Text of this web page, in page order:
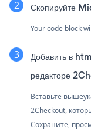
Скопируйте
Your code block
Добавить в
редакторе
Вставьте
2Checkout,
Сохраните,